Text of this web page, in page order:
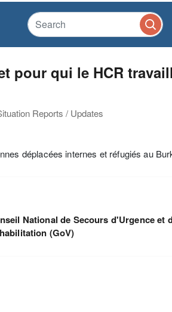
pour qui le HCR
Reports / Updates
déplacées internes et réfugiés au
National de Secours d'Urgence et
(GoV)